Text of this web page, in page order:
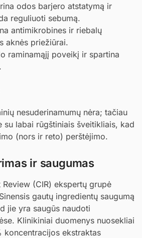
odos barjero atstatymą ir
reguliuoti sebumą.
antimikrobines ir riebalų
aknės priežiūrai.
raminamąjį poveikį ir spartina
nesuderinamumų nėra; tačiau
su labai rūgštiniais šveitikliais, kad
(nors ir reto) perštėjimo.
ir saugumas
(CIR) ekspertų grupė
gautų ingredientų saugumą
jie yra saugūs naudoti
Klinikiniai duomenys nuosekliai
koncentracijos ekstraktas